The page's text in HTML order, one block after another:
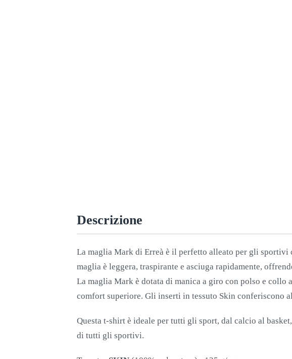
Descrizione
La maglia Mark di Erreà è il perfetto alleato per gli sportivi
maglia è leggera, traspirante e asciuga rapidamente,
La maglia Mark è dotata di manica a giro con polso e
comfort superiore. Gli inserti in tessuto Skin conferiscono
Questa t-shirt è ideale per tutti gli sport, dal calcio al
di tutti gli sportivi.